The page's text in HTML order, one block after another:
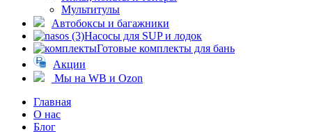
Мультитулы
Автобоксы и багажники
Насосы для SUP и лодок
Готовые комплекты для бань
Акции
Мы на WB и Ozon
Главная
О нас
Блог